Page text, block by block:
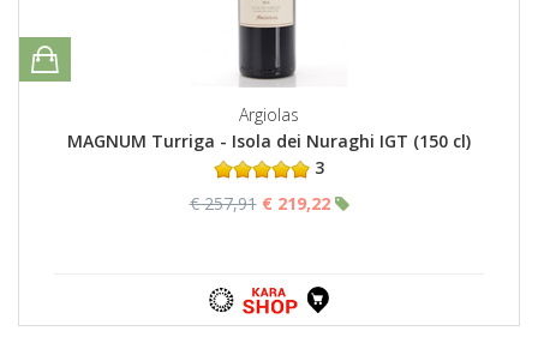
Argiolas
MAGNUM Turriga - Isola dei Nuraghi IGT (150 cl)
3
€ 257,91 € 219,22